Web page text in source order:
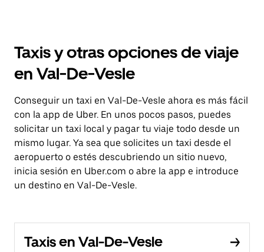
Taxis y otras opciones de viaje
en Val-De-Vesle
Conseguir un taxi en Val-De-Vesle ahora es más fácil
con la app de Uber. En unos pocos pasos, puedes
solicitar un taxi local y pagar tu viaje todo desde un
mismo lugar. Ya sea que solicites un taxi desde el
aeropuerto o estés descubriendo un sitio nuevo,
inicia sesión en Uber.com o abre la app e introduce
un destino en Val-De-Vesle.
Taxis en Val-De-Vesle